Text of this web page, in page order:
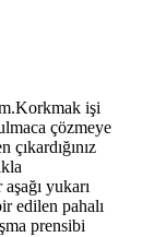
işi
çözmeye
yukarı
edilen pahalı
prensibi